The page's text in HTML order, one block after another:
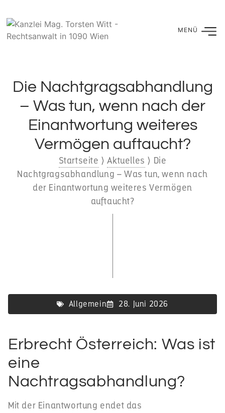
Die Nachtgragsabhandlung
– Was tun, wenn nach der
Einantwortung weiteres
Vermögen auftaucht?
Startseite ⟩Aktuelles ⟩ Die
Nachtgragsabhandlung – Was tun, wenn nach
der Einantwortung weiteres Vermögen
auftaucht?
Allgemein 28. Juni 2026
Erbrecht Österreich: Was ist
eine
Nachtragsabhandlung?
Mit der Einantwortung endet das